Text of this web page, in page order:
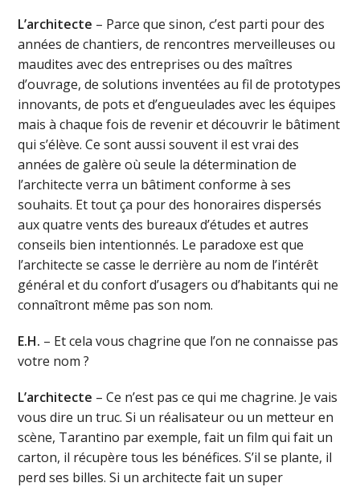
L’architecte – Parce que sinon, c’est parti pour des
années de chantiers, de rencontres merveilleuses ou
maudites avec des entreprises ou des maîtres
d’ouvrage, de solutions inventées au fil de prototypes
innovants, de pots et d’engueulades avec les équipes
mais à chaque fois de revenir et découvrir le bâtiment
qui s’élève. Ce sont aussi souvent il est vrai des
années de galère où seule la détermination de
l’architecte verra un bâtiment conforme à ses
souhaits. Et tout ça pour des honoraires dispersés
aux quatre vents des bureaux d’études et autres
conseils bien intentionnés. Le paradoxe est que
l’architecte se casse le derrière au nom de l’intérêt
général et du confort d’usagers ou d’habitants qui ne
connaîtront même pas son nom.
E.H. – Et cela vous chagrine que l’on ne connaisse pas
votre nom ?
L’architecte – Ce n’est pas ce qui me chagrine. Je vais
vous dire un truc. Si un réalisateur ou un metteur en
scène, Tarantino par exemple, fait un film qui fait un
carton, il récupère tous les bénéfices. S’il se plante, il
perd ses billes. Si un architecte fait un super